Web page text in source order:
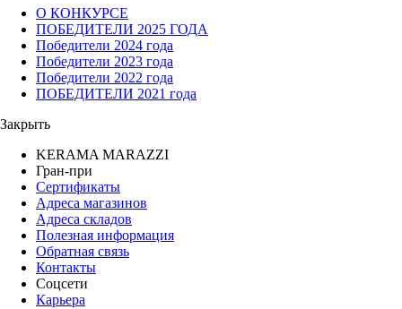
О КОНКУРСЕ
ПОБЕДИТЕЛИ 2025 ГОДА
Победители 2024 года
Победители 2023 года
Победители 2022 года
ПОБЕДИТЕЛИ 2021 года
Закрыть
KERAMA MARAZZI
Гран-при
Сертификаты
Адреса магазинов
Адреса складов
Полезная информация
Обратная связь
Контакты
Соцсети
Карьера